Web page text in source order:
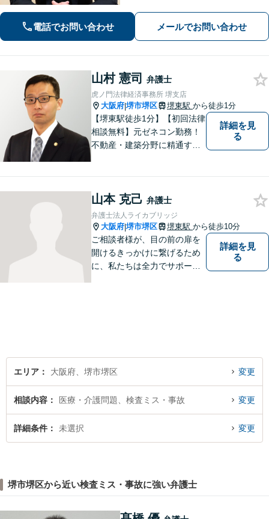
広く対応。トラブル解決のための身近
な相談相手として、お気軽にご連絡く
電話でお問い合わせ メールでお問い合わせ
山村 憲司 弁護士
虎ノ門法律経済事務所 堺支店
大阪府|堺市堺区 堺東駅 から徒歩1分
【堺東駅徒歩1分】【初回法律
相談無料】元ゼネコン勤務！
不動産・建築分野に精通する
す！全国の支店ネットワーク
を活かし、迅速な解決を目指
します。【夜間土日祝可】
詳細を見
る
山本 克己 弁護士
弁護士法人ライカブリッジ
大阪府|堺市堺区 堺東駅 から徒歩10分
ご相談者様が、目の前の扉を
開けるきっかけに繋げるため
に、私たちは全力でサポート
詳細を見
る
エリア 大阪府、堺市堺区 変更
相談内容 医療・介護問題、検査ミス・事故 変更
詳細条件 未選択 変更
堺市堺区から近い検査ミス・事故に強い弁護士